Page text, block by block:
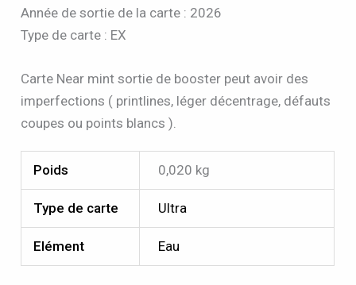
Année de sortie de la carte : 2026
Type de carte : EX
Carte Near mint sortie de booster peut avoir des
imperfections ( printlines, léger décentrage, défauts
coupes ou points blancs ).
Poids 0,020 kg
Type de carte Ultra
Elément Eau